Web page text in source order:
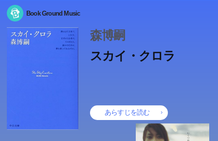
Book Ground Music
森博嗣
スカイ・クロラ
あらすじを読む